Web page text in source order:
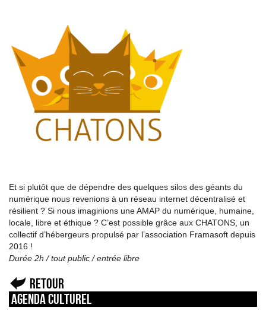
Et si plutôt que de dépendre des quelques silos des géants du
numérique nous revenions à un réseau internet décentralisé et
résilient ? Si nous imaginions une AMAP du numérique, humaine,
locale, libre et éthique ? C’est possible grâce aux CHATONS, un
collectif d’hébergeurs propulsé par l’association Framasoft depuis
2016 !
Durée 2h / tout public / entrée libre
Retour
Agenda culturel